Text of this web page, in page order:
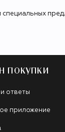
специальных
ПОКУПКИ
ответы
приложение